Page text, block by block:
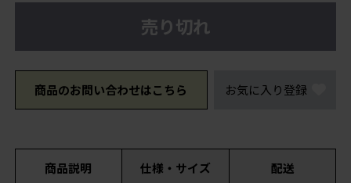
売り切れ
商品のお問い合わせはこちら お気に入り登録
商品説明 仕様・サイズ 配送